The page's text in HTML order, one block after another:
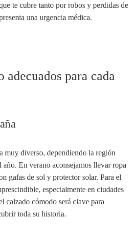
te cubre tanto por robos y perdidas de
una urgencia médica.
adecuados para cada
muy diverso, dependiendo la región
En verano aconsejamos llevar ropa
gafas de sol y protector solar. Para el
especialmente en ciudades
calzado cómodo será clave para
toda su historia.